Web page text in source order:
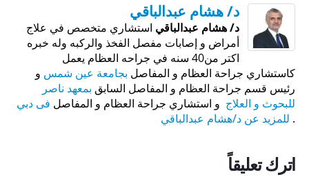
د/ هشام عبدالباقي
د/ هشام عبدالباقي استشاري متخصص في علاج
أمراض و إصابات مفصل الفخذ والركبه وله خبره
اكتر من40 سنه في جراحه العظام يعمل
كاستشاري جراحة العظام و المفاصل بجامعة عين شمس و
رئيس قسم جراحة العظام و المفاصل السابق بمعهد ناصر
للبحوث و العلاج و استشاري جراحة العظام و المفاصل فى دبي
. للمزيد عن د/هشام عبدالباقي
اترك تعليقاً